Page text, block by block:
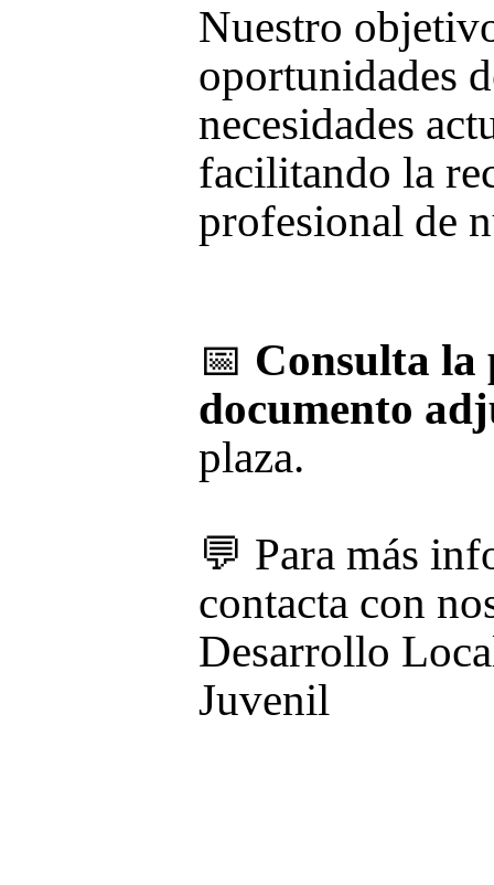
Nuestro
oportunidades
necesidades
facilitando la
profesional de
📅 Consulta la
documento
plaza.
💬 Para más
contacta con
Desarrollo
Juvenil